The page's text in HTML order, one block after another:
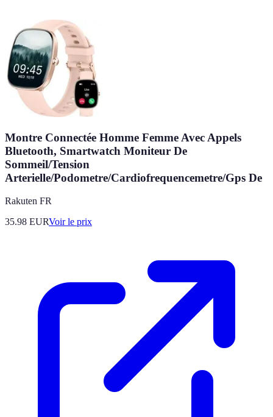
Montre Connectée Homme Femme Avec Appels
Bluetooth, Smartwatch Moniteur De
Sommeil/Tension
Arterielle/Podometre/Cardiofrequencemetre/Gps De
Rakuten FR
35.98 EURVoir le prix